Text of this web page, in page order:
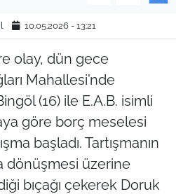
10.05.2026 - 13:21
olay, dün gece
Mahallesi’nde
(16) ile E.A.B. isimli
göre borç meselesi
başladı. Tartışmanın
dönüşmesi üzerine
bıçağı çekerek Doruk